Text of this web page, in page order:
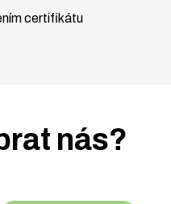
certifikátu
nás?